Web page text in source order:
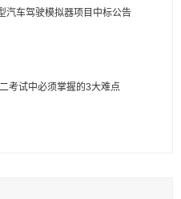
汽车驾驶模拟器项目中标公告
考试中必须掌握的3大难点